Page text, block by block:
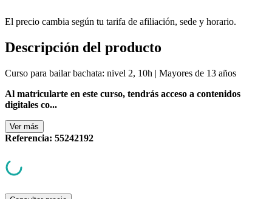
El precio cambia según tu tarifa de afiliación, sede y horario.
Descripción del producto
Curso para bailar bachata: nivel 2, 10h | Mayores de 13 años
Al matricularte en este curso, tendrás acceso a contenidos
digitales co...
Ver más
Referencia: 55242192